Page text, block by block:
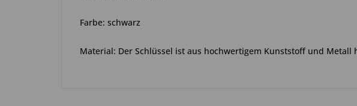
Farbe: schwarz
Material: Der Schlüssel ist aus hochwertigem Kunststoff und Metall